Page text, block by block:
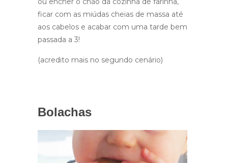
ficar com as miúdas cheias de massa até
aos cabelos e acabar com uma tarde bem
passada a 3!
(acredito mais no segundo cenário)
Bolachas